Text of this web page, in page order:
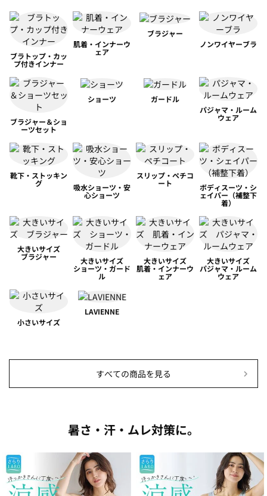
ブラトップ・カッ
プ付きインナー
肌着・インナーウ
ェア
ブラジャー
ノンワイヤーブラ
ブラジャー＆ショ
ーツセット
ショーツ
ガードル
パジャマ・ルーム
ウェア
靴下・ストッキン
グ 吸水ショーツ・安
心ショーツ
スリップ・ペチコ
ート ボディスーツ・シ
ェイパー（補整下
着）
大きいサイズ
ブラジャー 大きいサイズ
ショーツ・ガード
ル
大きいサイズ
肌着・インナーウ
ェア
大きいサイズ
パジャマ・ルーム
ウェア
小さいサイズ
LAVIENNE
すべての商品を見る
暑さ・汗・ムレ対策に。